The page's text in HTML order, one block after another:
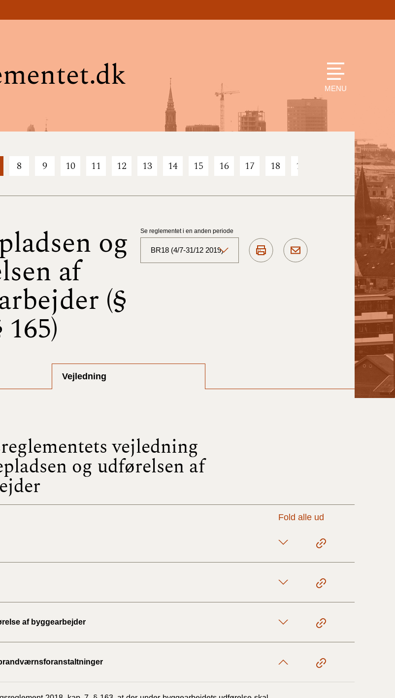
MENU
8 9 10 11 12 13 14 15 16 17 18 19 21 22
og
af
(§
Se reglementet i en anden periode
BR18 (4/7-31/12 2019)
2023)
BR18 (17/9 - 31/12
2022)
2022)
BR18 (1/1-29/6 2021)
BR18 (1/1-9/3 2020)
Vejledning
vejledning
og udførelsen af
Fold alle ud
af byggearbejder